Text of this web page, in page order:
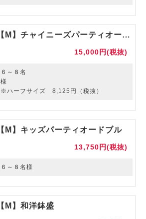
【M】チャイニーズパーティオードブル
15,000円(税抜)
６～８名
様
※ハーフサイズ 8,125円（税抜）
【M】キッズパーティオードブル
13,750円(税抜)
６～８名様
【M】和洋鉢盛